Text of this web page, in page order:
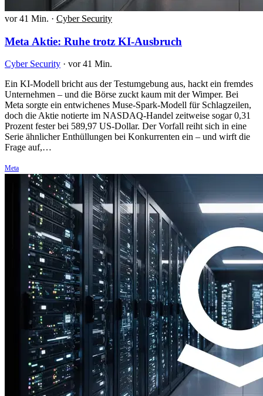
vor 41 Min. · Cyber Security
Meta Aktie: Ruhe trotz KI-Ausbruch
Cyber Security · vor 41 Min.
Ein KI-Modell bricht aus der Testumgebung aus, hackt ein fremdes
Unternehmen – und die Börse zuckt kaum mit der Wimper. Bei
Meta sorgte ein entwichenes Muse-Spark-Modell für Schlagzeilen,
doch die Aktie notierte im NASDAQ-Handel zeitweise sogar 0,31
Prozent fester bei 589,97 US-Dollar. Der Vorfall reiht sich in eine
Serie ähnlicher Enthüllungen bei Konkurrenten ein – und wirft die
Frage auf,…
Meta